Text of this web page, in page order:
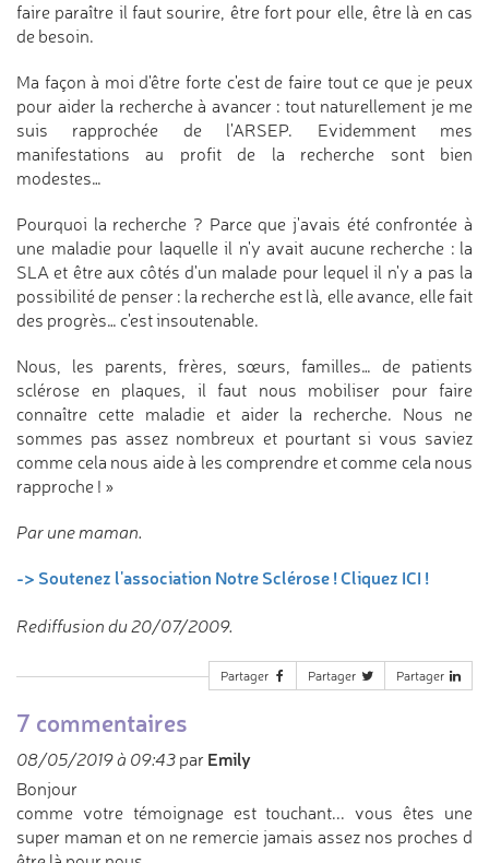
faire paraître il faut sourire, être fort pour elle, être là en cas
de besoin.
Ma façon à moi d'être forte c'est de faire tout ce que je peux
pour aider la recherche à avancer : tout naturellement je me
suis rapprochée de l'ARSEP. Evidemment mes
manifestations au profit de la recherche sont bien
modestes…
Pourquoi la recherche ? Parce que j'avais été confrontée à
une maladie pour laquelle il n'y avait aucune recherche : la
SLA et être aux côtés d'un malade pour lequel il n'y a pas la
possibilité de penser : la recherche est là, elle avance, elle fait
des progrès… c'est insoutenable.
Nous, les parents, frères, sœurs, familles… de patients
sclérose en plaques, il faut nous mobiliser pour faire
connaître cette maladie et aider la recherche. Nous ne
sommes pas assez nombreux et pourtant si vous saviez
comme cela nous aide à les comprendre et comme cela nous
rapproche ! »
Par une maman.
-> Soutenez l'association Notre Sclérose ! Cliquez ICI !
Rediffusion du 20/07/2009.
Partager Partager Partager
7 commentaires
08/05/2019 à 09:43 par Emily
Bonjour
comme votre témoignage est touchant... vous êtes une
super maman et on ne remercie jamais assez nos proches d